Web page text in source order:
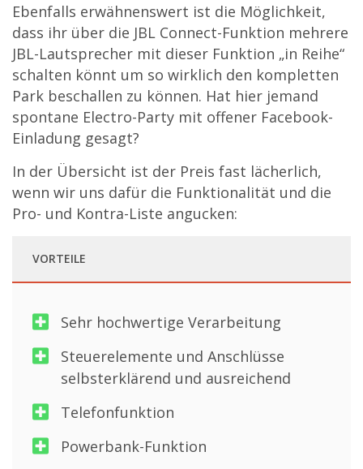
Ebenfalls erwähnenswert ist die Möglichkeit,
dass ihr über die JBL Connect-Funktion mehrere
JBL-Lautsprecher mit dieser Funktion „in Reihe“
schalten könnt um so wirklich den kompletten
Park beschallen zu können. Hat hier jemand
spontane Electro-Party mit offener Facebook-
Einladung gesagt?
In der Übersicht ist der Preis fast lächerlich,
wenn wir uns dafür die Funktionalität und die
Pro- und Kontra-Liste angucken:
VORTEILE
Sehr hochwertige Verarbeitung
Steuerelemente und Anschlüsse
selbsterklärend und ausreichend
Telefonfunktion
Powerbank-Funktion